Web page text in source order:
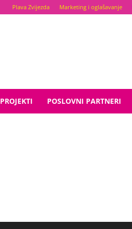
Plava Zvijezda Marketing i oglašavanje
PROJEKTI POSLOVNI PARTNERI